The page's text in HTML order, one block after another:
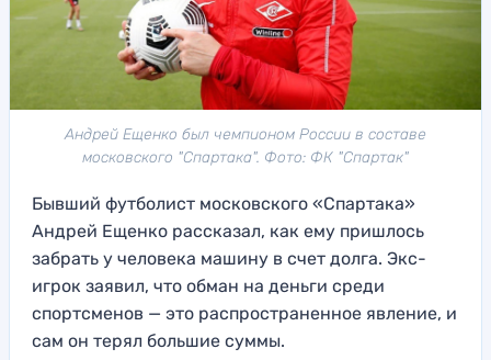
Андрей Ещенко был чемпионом России в составе
московского "Спартака". Фото: ФК "Спартак"
Бывший футболист московского «Спартака»
Андрей Ещенко рассказал, как ему пришлось
забрать у человека машину в счет долга. Экс-
игрок заявил, что обман на деньги среди
спортсменов — это распространенное явление, и
сам он терял большие суммы.